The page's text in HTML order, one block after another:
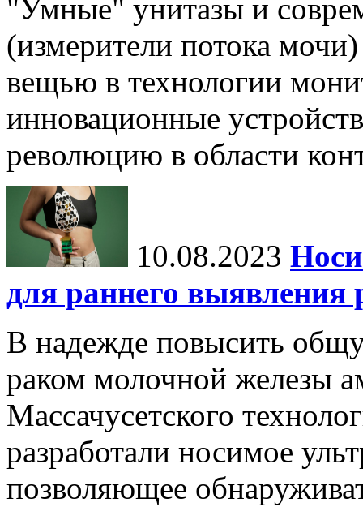
"Умные" унитазы и
(измерители потока
вещью в технологии
инновационные
революцию в области
10.08.2023
для раннего выявления
В надежде повысить
раком молочной железы
Массачусетского
разработали носимое
позволяющее